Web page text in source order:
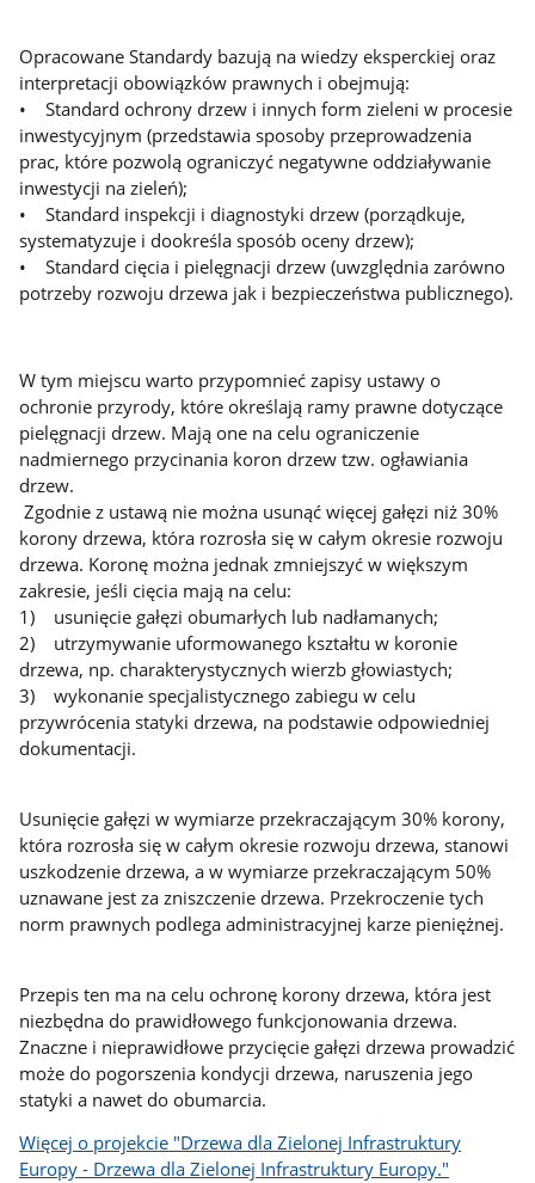
Opracowane Standardy bazują na wiedzy eksperckiej oraz
interpretacji obowiązków prawnych i obejmują:
• Standard ochrony drzew i innych form zieleni w procesie
inwestycyjnym (przedstawia sposoby przeprowadzenia
prac, które pozwolą ograniczyć negatywne oddziaływanie
inwestycji na zieleń);
• Standard inspekcji i diagnostyki drzew (porządkuje,
systematyzuje i dookreśla sposób oceny drzew);
• Standard cięcia i pielęgnacji drzew (uwzględnia zarówno
potrzeby rozwoju drzewa jak i bezpieczeństwa publicznego).
W tym miejscu warto przypomnieć zapisy ustawy o
ochronie przyrody, które określają ramy prawne dotyczące
pielęgnacji drzew. Mają one na celu ograniczenie
nadmiernego przycinania koron drzew tzw. ogławiania
drzew.
Zgodnie z ustawą nie można usunąć więcej gałęzi niż 30%
korony drzewa, która rozrosła się w całym okresie rozwoju
drzewa. Koronę można jednak zmniejszyć w większym
zakresie, jeśli cięcia mają na celu:
1) usunięcie gałęzi obumarłych lub nadłamanych;
2) utrzymywanie uformowanego kształtu w koronie
drzewa, np. charakterystycznych wierzb głowiastych;
3) wykonanie specjalistycznego zabiegu w celu
przywrócenia statyki drzewa, na podstawie odpowiedniej
dokumentacji.
Usunięcie gałęzi w wymiarze przekraczającym 30% korony,
która rozrosła się w całym okresie rozwoju drzewa, stanowi
uszkodzenie drzewa, a w wymiarze przekraczającym 50%
uznawane jest za zniszczenie drzewa. Przekroczenie tych
norm prawnych podlega administracyjnej karze pieniężnej.
Przepis ten ma na celu ochronę korony drzewa, która jest
niezbędna do prawidłowego funkcjonowania drzewa.
Znaczne i nieprawidłowe przycięcie gałęzi drzewa prowadzić
może do pogorszenia kondycji drzewa, naruszenia jego
statyki a nawet do obumarcia.
Więcej o projekcie "Drzewa dla Zielonej Infrastruktury
Europy - Drzewa dla Zielonej Infrastruktury Europy."